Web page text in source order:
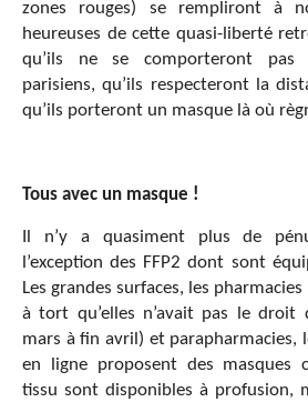
zones rouges) se rempliront à
heureuses de cette quasi-liberté
qu’ils ne se comporteront pas
parisiens, qu’ils respecteront la
qu’ils porteront un masque là où
Tous avec un masque !
Il n’y a quasiment plus de
l’exception des FFP2 dont sont
Les grandes surfaces, les
à tort qu’elles n’avait pas le droit
mars à fin avril) et parapharmacies,
en ligne proposent des masques
tissu sont disponibles à profusion,